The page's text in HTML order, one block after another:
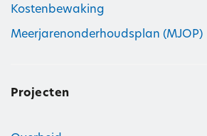
Kostenbewaking
Meerjarenonderhoudsplan (MJOP)
Projecten